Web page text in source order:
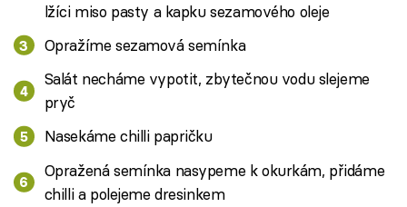
lžíci miso pasty a kapku sezamového oleje
Opražíme sezamová semínka
Salát necháme vypotit, zbytečnou vodu slejeme
pryč
Nasekáme chilli papričku
Opražená semínka nasypeme k okurkám, přidáme
chilli a polejeme dresinkem